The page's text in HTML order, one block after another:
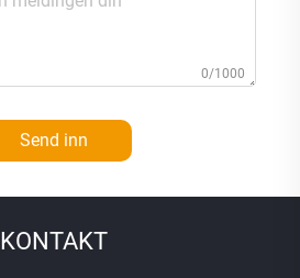
0/1000
Send inn
KONTAKT